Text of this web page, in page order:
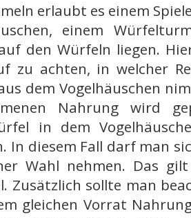
erlaubt es einem
einem
den Würfeln liegen.
zu achten, in welcher
dem Vogelhäuschen
Nahrung wird
in dem
In diesem Fall darf man
Wahl nehmen. Das
Zusätzlich sollte man
gleichen Vorrat